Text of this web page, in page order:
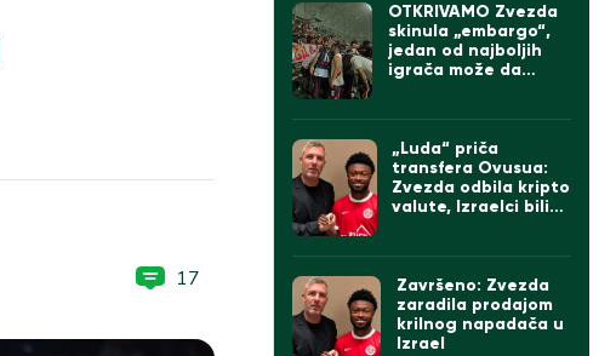
17
OTKRIVAMO Zvezda
skinula „embargo“,
jedan od najboljih
igrača može da
„Luda“ priča
transfera Ovusua:
Zvezda odbila kripto
valute, Izraelci bili
Završeno: Zvezda
zaradila prodajom
krilnog napadača u
Izrael